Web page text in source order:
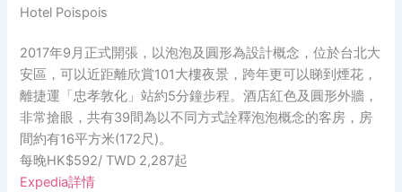
Hotel Poispois
2017年9月正式開張，以泡泡及圓形為設計概念，位於台北大
安區，可以近距離欣賞101大樓夜景，跨年更可以睇到煙花，
離捷運「忠孝敦化」站約5分鐘步程。酒店紅色及圓形外牆，
非常搶眼，共有39間為以不同方式詮釋泡泡概念的客房，房
間約有16平方米(172尺)。
每晚HK$592/ TWD 2,287起
Expedia詳情